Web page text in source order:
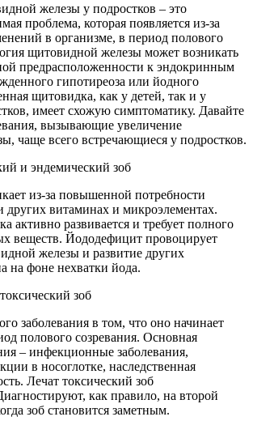
железы у подростков – это
проблема, которая появляется из-за
в организме, в период полового
щитовидной железы может возникать
предрасположенности к эндокринным
гипотиреоза или йодного
щитовидка, как у детей, так и у
имеет схожую симптоматику. Давайте
вызывающие увеличение
чаще всего встречающиеся у подростков.
и эндемический зоб
из-за повышенной потребности
других витаминах и микроэлементах.
активно развивается и требует полного
веществ. Йододефицит провоцирует
железы и развитие других
на фоне нехватки йода.
зоб
заболевания в том, что оно начинает
полового созревания. Основная
– инфекционные заболевания,
в носоглотке, наследственная
Лечат токсический зоб
как правило, на второй
зоб становится заметным.